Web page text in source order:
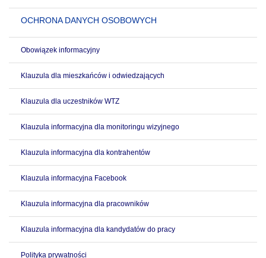
OCHRONA DANYCH OSOBOWYCH
Obowiązek informacyjny
Klauzula dla mieszkańców i odwiedzających
Klauzula dla uczestników WTZ
Klauzula informacyjna dla monitoringu wizyjnego
Klauzula informacyjna dla kontrahentów
Klauzula informacyjna Facebook
Klauzula informacyjna dla pracowników
Klauzula informacyjna dla kandydatów do pracy
Polityka prywatności